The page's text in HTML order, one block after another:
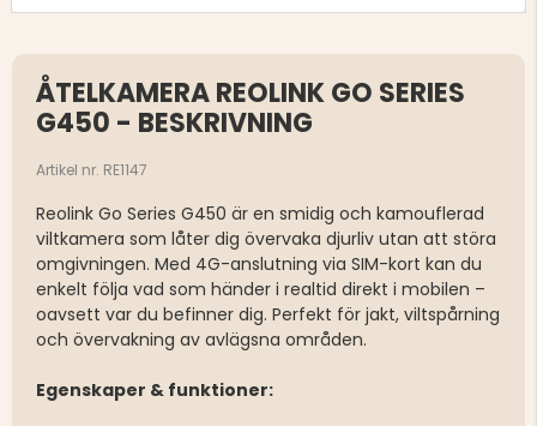
ÅTELKAMERA REOLINK GO SERIES
G450 - BESKRIVNING
Artikel nr. RE1147
Reolink Go Series G450 är en smidig och kamouflerad
viltkamera som låter dig övervaka djurliv utan att störa
omgivningen. Med 4G-anslutning via SIM-kort kan du
enkelt följa vad som händer i realtid direkt i mobilen –
oavsett var du befinner dig. Perfekt för jakt, viltspårning
och övervakning av avlägsna områden.
Egenskaper & funktioner: